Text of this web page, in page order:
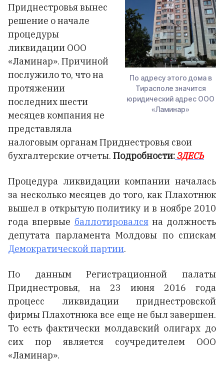
По адресу этого дома в
Тирасполе значится
юридический адрес ООО
«Ламинар»
Приднестровья вынес
решение о начале
процедуры
ликвидации ООО
«Ламинар». Причиной
послужило то, что на
протяжении
последних шести
месяцев компания не
представляла
налоговым органам Приднестровья свои
бухгалтерские отчеты. Подробности:ЗДЕСЬ
Процедура ликвидации компании началась
за несколько месяцев до того, как Плахотнюк
вышел в открытую политику и в ноябре 2010
года впервые баллотировалсяна должность
депутата парламента Молдовы по спискам
Демократической партии.
По данным Регистрационной палаты
Приднестровья, на 23 июня 2016 года
процесс ликвидации приднестровской
фирмы Плахотнюка все еще не был завершен.
То есть фактически молдавский олигарх до
сих пор является соучредителем ООО
«Ламинар».